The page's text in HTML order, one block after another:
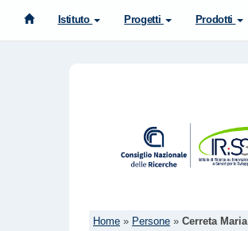
Istituto Progetti Prodotti
Home » Persone » Cerreta Maria